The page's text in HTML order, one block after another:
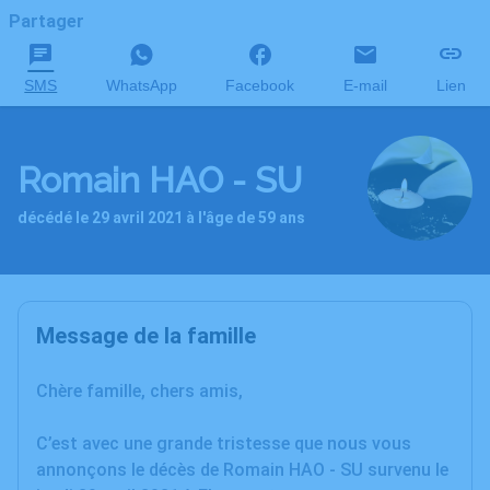
Partager
SMS WhatsApp Facebook E-mail Lien
Romain HAO - SU
décédé le 29 avril 2021 à l'âge de 59 ans
Message de la famille
Chère famille, chers amis,
C’est avec une grande tristesse que nous vous
annonçons le décès de Romain HAO - SU survenu le